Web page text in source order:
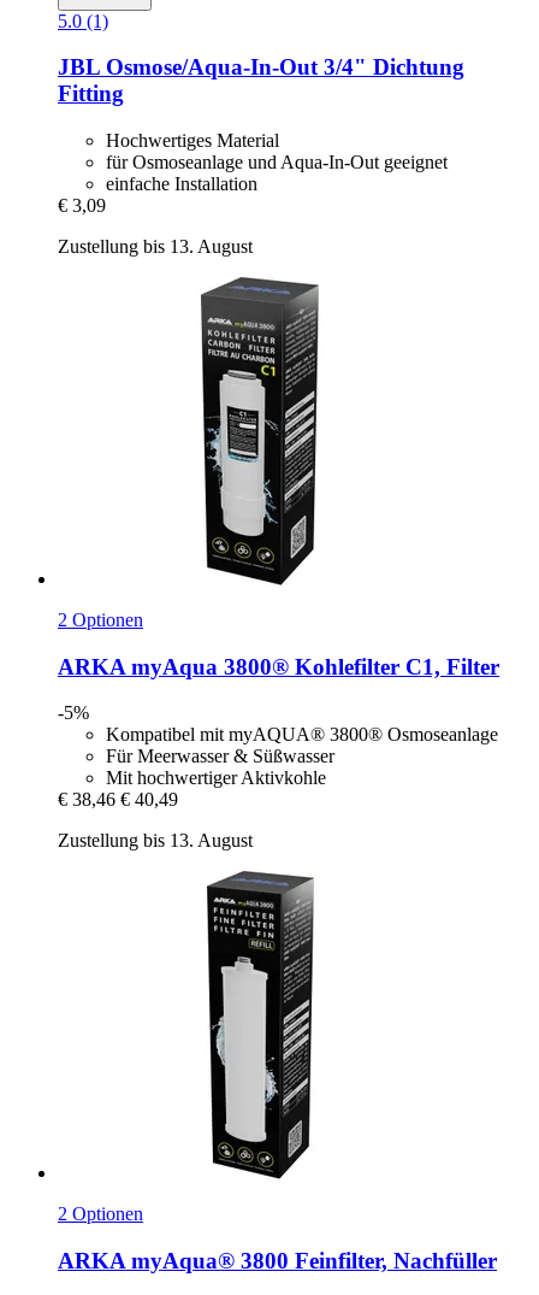
5.0 (1)
JBL Osmose/Aqua-​In-​Out 3/4" Dichtung
Fitting
Hochwertiges Material
für Osmoseanlage und Aqua-In-Out geeignet
einfache Installation
€ 3,09
Zustellung bis 13. August
2 Optionen
ARKA myAqua 3800® Kohlefilter C1, Filter
-5%
Kompatibel mit myAQUA® 3800® Osmoseanlage
Für Meerwasser & Süßwasser
Mit hochwertiger Aktivkohle
€ 38,46 € 40,49
Zustellung bis 13. August
2 Optionen
ARKA myAqua® 3800 Feinfilter, Nachfüller